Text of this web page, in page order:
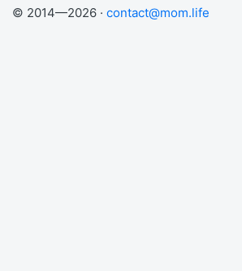
© 2014—2026 · contact@mom.life